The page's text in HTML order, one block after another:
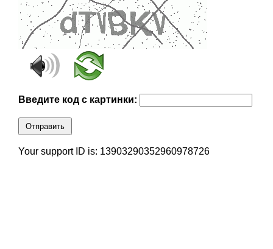
Введите код с картинки:
Отправить
Your support ID is: 13903290352960978726